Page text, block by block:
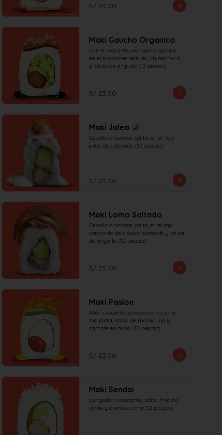
S/ 23.00
Maki Gaucho Organico
Carne crocante, lechuga organica,
en el top carne sellada, chimichurri
y salsa de anguila (12 piezas)
S/ 23.00
Maki Jalea
Cebolla crocante, palta, en el  top
jalea de calamar. (12 piezas)
S/ 23.00
Maki Lomo Saltado
Cebolla crocante, palta, en el top
coronado de clásico salteado y salsa
de anguila (12 piezas)
S/ 23.00
Maki Pasion
Atún crocante, queso crema, en el
top palta, salsa de maracuya y
camote en hilos. (12 piezas)
S/ 23.00
Maki Sendai
Langostino crocante, palta, frijolito
chino y queso crema (12 piezas)